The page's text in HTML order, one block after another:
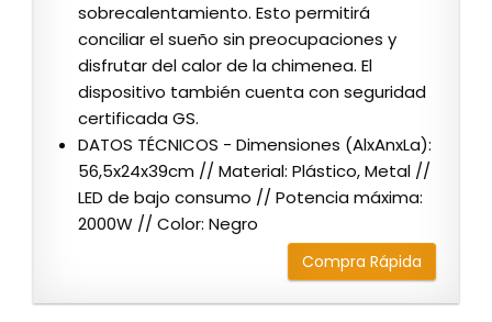
sobrecalentamiento. Esto permitirá
conciliar el sueño sin preocupaciones y
disfrutar del calor de la chimenea. El
dispositivo también cuenta con seguridad
certificada GS.
DATOS TÉCNICOS - Dimensiones (AlxAnxLa):
56,5x24x39cm // Material: Plástico, Metal //
LED de bajo consumo // Potencia máxima:
2000W // Color: Negro
Compra Rápida